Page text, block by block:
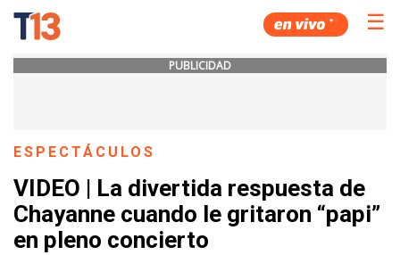
☰
PUBLICIDAD
ESPECTÁCULOS
VIDEO | La divertida respuesta de
Chayanne cuando le gritaron “papi”
en pleno concierto